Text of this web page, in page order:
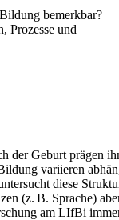
bemerkbar?
Prozesse und
der Geburt prägen
variieren
diese
(z. B. Sprache)
am LIfBi